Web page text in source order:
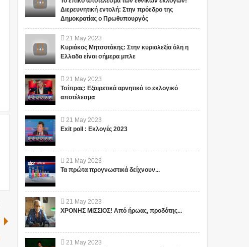
Διερευνητική εντολή: Στην πρόεδρο της
Δημοκρατίας ο Πρωθυπουργός
21 May 2023
Κυριάκος Μητσοτάκης: Στην κυριολεξία όλη η
Ελλαδα είναι σήμερα μπλε
21 May 2023
Τσίπρας: Εξαιρετικά αρνητικό το εκλογικό
αποτέλεσμα
21 May 2023
Exit poll : Εκλογές 2023
21 May 2023
Τα πρώτα προγνωστικά δείχνουν...
21 May 2023
ΧΡΟΝΗΣ ΜΙΣΣΙΟΣ! Από ήρωας, προδότης...
21 May 2023